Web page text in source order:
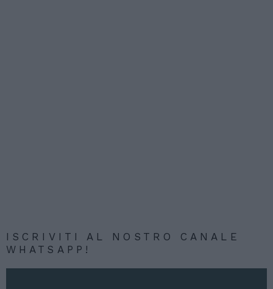
ISCRIVITI AL NOSTRO CANALE
WHATSAPP!